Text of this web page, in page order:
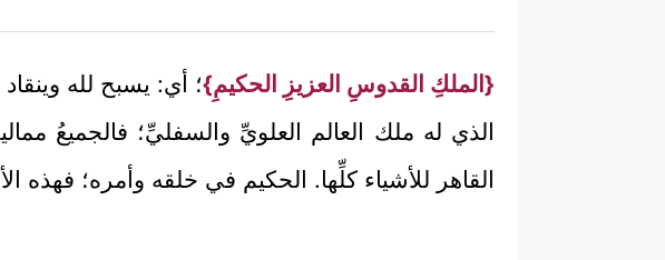
{الملكِ القدوسِ العزيزِ الحكيمِ}؛ أي: يسبح لله
الذي له ملك العالم العلويِّ والسفليِّ؛ فالجميعُ
القاهر للأشياء كلِّها. الحكيم في خلقه وأمره؛ فهذه